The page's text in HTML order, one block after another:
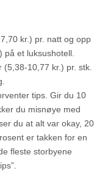
kr.) pr. natt og opp
på et luksushotell.
(5,38-10,77 kr.) pr. stk.
tips. Gir du 10
du misnøye med
du at alt var okay, 20
er takken for en
fleste storbyene